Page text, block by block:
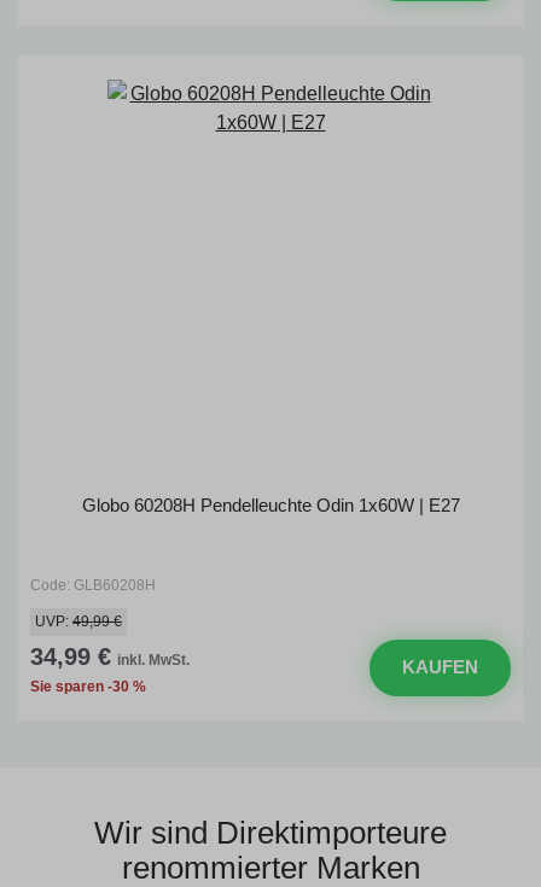
Globo 60208H Pendelleuchte Odin 1x60W | E27
Code: GLB60208H
UVP: 49,99 €
34,99 € inkl. MwSt.
Sie sparen -30 %
KAUFEN
Wir sind Direktimporteure
renommierter Marken